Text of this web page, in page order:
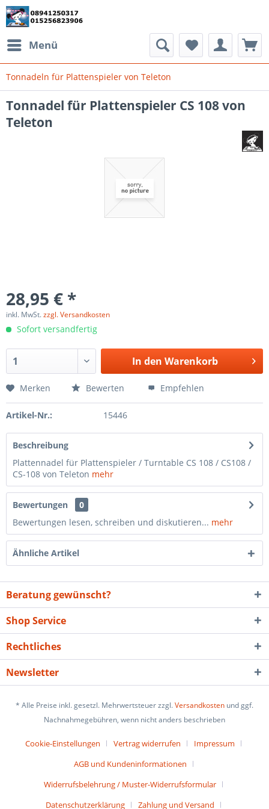
Menü
Tonnadeln für Plattenspieler von Teleton
Tonnadel für Plattenspieler CS 108 von
Teleton
28,95 € *
inkl. MwSt.zzgl. Versandkosten
Sofort versandfertig
In den Warenkorb
Merken Bewerten Empfehlen
Artikel-Nr.: 15446
Beschreibung
Plattennadel für Plattenspieler / Turntable CS 108 / CS108 /
CS-108 von Teleton mehr
Bewertungen
0
Bewertungen lesen, schreiben und diskutieren... mehr
Ähnliche Artikel
Beratung gewünscht?
Shop Service
Rechtliches
Newsletter
* Alle Preise inkl. gesetzl. Mehrwertsteuer zzgl.Versandkosten und ggf.
Nachnahmegebühren, wenn nicht anders beschrieben
Cookie-Einstellungen Vertrag widerrufen
Impressum
AGB und Kundeninformationen
Widerrufsbelehrung / Muster-Widerrufsformular
Datenschutzerklärung
Zahlung und Versand